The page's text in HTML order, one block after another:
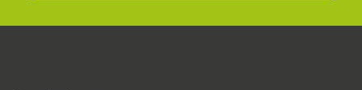
Rotterdam. Wooncompas wil graag bijdragen